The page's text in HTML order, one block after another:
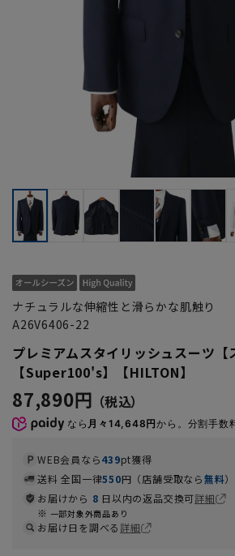
ナチュラルな伸縮性と滑らかな肌触り
A26V6406-22
プレミアムスタイリッシュスーツ【
【Super100's】【HILTON】
87,890円
なら 月々14,648円から。分割手数
WEB会員なら439pt獲得
送料 全国一律550円（店舗受取なら無料）
お届けから 8 日以内の返品交換可詳細
一部対象外商品あり
お届け日を調べる詳細